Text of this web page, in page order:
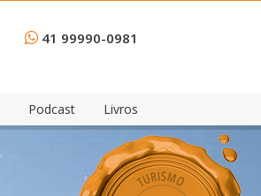
41 99990-0981
Podcast Livros